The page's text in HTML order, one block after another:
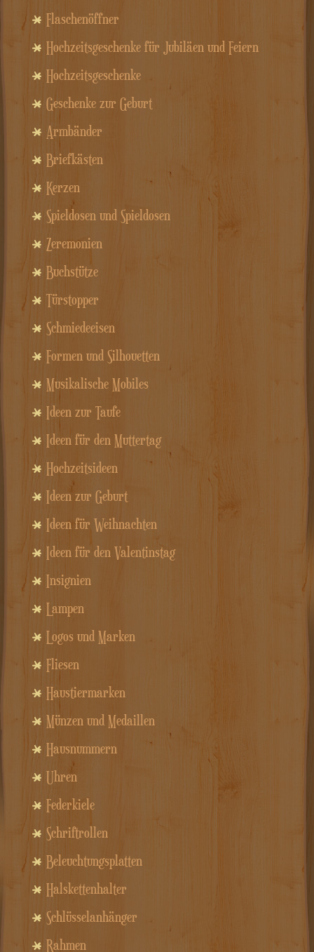
Flaschenöffner
Hochzeitsgeschenke für Jubiläen und Feiern
Hochzeitsgeschenke
Geschenke zur Geburt
Armbänder
Briefkästen
Kerzen
Spieldosen und Spieldosen
Zeremonien
Buchstütze
Türstopper
Schmiedeeisen
Formen und Silhouetten
Musikalische Mobiles
Ideen zur Taufe
Ideen für den Muttertag
Hochzeitsideen
Ideen zur Geburt
Ideen für Weihnachten
Ideen für den Valentinstag
Insignien
Lampen
Logos und Marken
Fliesen
Haustiermarken
Münzen und Medaillen
Hausnummern
Uhren
Federkiele
Schriftrollen
Beleuchtungsplatten
Halskettenhalter
Schlüsselanhänger
Rahmen